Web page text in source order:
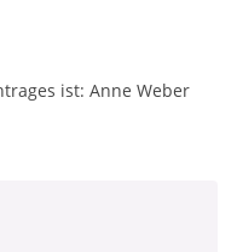
ist: Anne Weber